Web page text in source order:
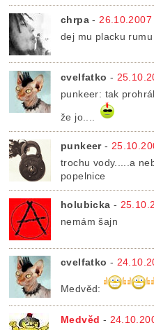
chrpa - 26.10.2007
dej mu placku rumu
cvelfatko -
punkeer: tak
že jo....
punkeer-
trochu vody.....a
popelnice
holubicka -
nemám šajn
cvelfatko -
Medvěd:
Medvěd -